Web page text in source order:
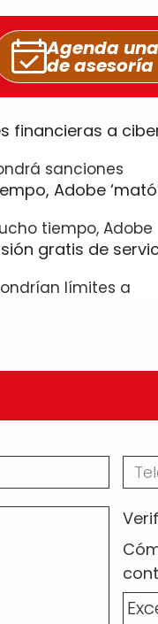
Agenda
de asesoría
sanciones
tiempo, Adobe
límites a